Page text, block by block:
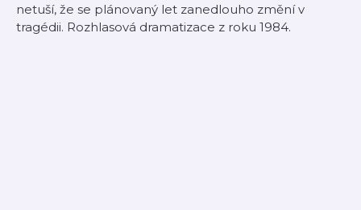
netuší, že se plánovaný let zanedlouho změní v
tragédii.­ Rozhlasová dramatizace z roku 1984.